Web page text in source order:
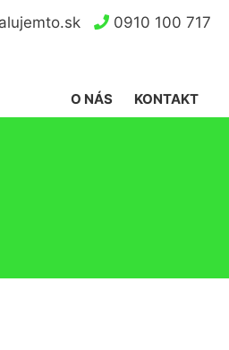
0910 100 717
KONTAKT
O NÁS